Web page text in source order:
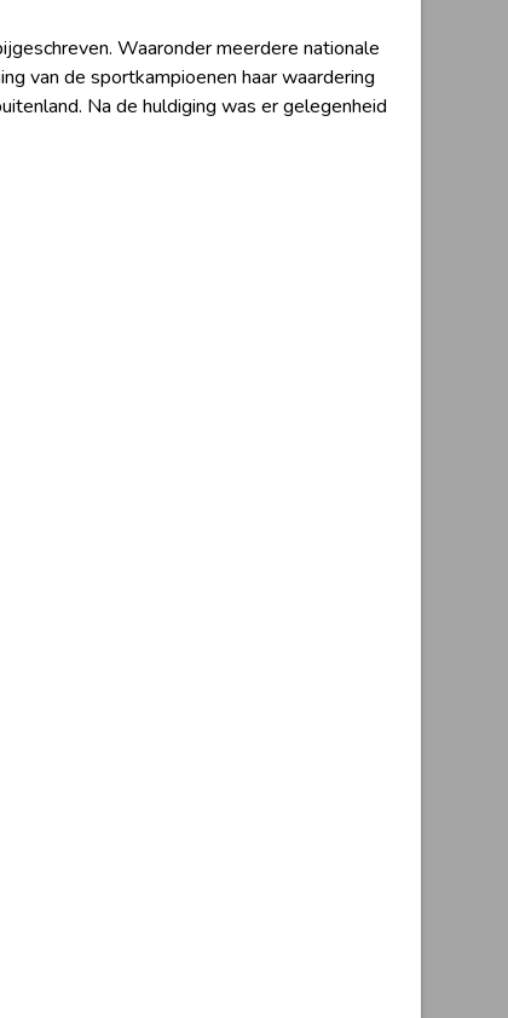
Waaronder meerdere nationale
van de sportkampioenen haar waardering
Na de huldiging was er gelegenheid